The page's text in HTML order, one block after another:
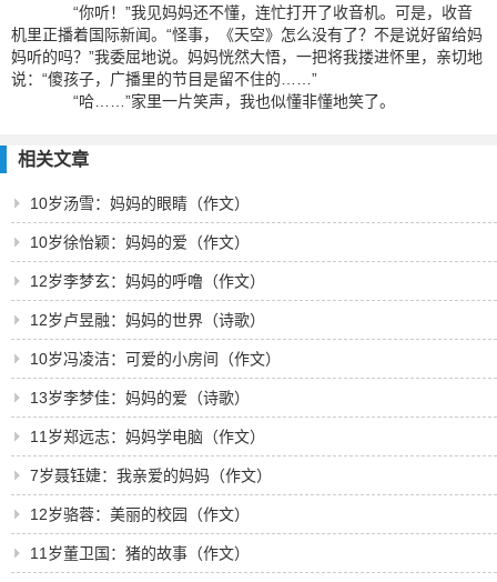
“你听！”我见妈妈还不懂，连忙打开了收音机。可是，收音
机里正播着国际新闻。“怪事，《天空》怎么没有了？不是说好留给妈
妈听的吗？”我委屈地说。妈妈恍然大悟，一把将我搂进怀里，亲切地
说：“傻孩子，广播里的节目是留不住的……”
“哈……”家里一片笑声，我也似懂非懂地笑了。
相关文章
10岁汤雪：妈妈的眼睛（作文）
10岁徐怡颖：妈妈的爱（作文）
12岁李梦玄：妈妈的呼噜（作文）
12岁卢昱融：妈妈的世界（诗歌）
10岁冯凌洁：可爱的小房间（作文）
13岁李梦佳：妈妈的爱（诗歌）
11岁郑远志：妈妈学电脑（作文）
7岁聂钰婕：我亲爱的妈妈（作文）
12岁骆蓉：美丽的校园（作文）
11岁董卫国：猪的故事（作文）